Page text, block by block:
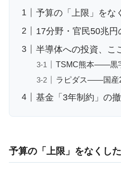
予算の「上限」をな
17分野・官民50兆円
半導体への投資、こ
TSMC熊本——黒
ラピダス——国産
基金「3年制約」の
予算の「上限」をなくし